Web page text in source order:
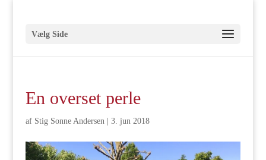
Vælg Side
En overset perle
af Stig Sonne Andersen| 3. jun 2018